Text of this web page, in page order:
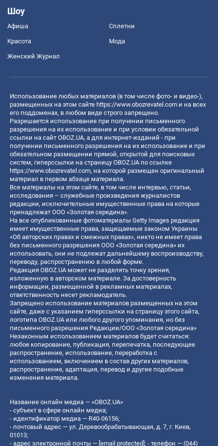
Шоу
Афиша Сплетни
Красота Мода
Женский Журнал
Использование любых материалов (в том числе фото- и видео-),
размещенных на этом сайте https://www.obozrevatel.com и на всех
его поддоменах, в любом виде строго запрещено.
Разрешается использование при получении письменного
разрешения на их использование и при условии обязательной
ссылки на сайт OBOZ.UA, а для интернет-изданий - при
получении письменного разрешения на их использование и при
обязательном размещении прямой, открытой для поисковых
систем, гиперссылки на страницу OBOZ.UA по ссылке
https://www.obozrevatel.com, на которой размещен оригинальный
материал в первом абзаце материала.
Все материалы на этом сайте, в том числе интервью, статьи,
исследования – служебные произведения журналистов
редакции, исключительные имущественные права на которые
принадлежат ООО «Золотая середина».
На все опубликованные фотоматериалы Getty Images редакция
имеет имущественные права, защищаемые законом Украины
«Об авторских правах и смежных правах», никто не имеет права
без письменного разрешения ООО «Золотая середина» их
использовать, они не подлежат дальнейшему воспроизводству,
переводу, распространению в любой форме.
Редакция OBOZ.UA может не разделять точку зрения,
изложенную в авторском материале. За достоверность
информации, размещенной в рекламных материалах,
ответственность несет рекламодатель.
Запрещено использование материалов размещенных на этом
сайте, даже с указанием гиперссылки на страницу этого сайта,
логотипа OBOZ.UA или любого другого упоминания, но без
письменного разрешения Редакции/ООО «Золотая середина»
Незаконным использованием материалов будет считаться:
любое копирование, публикация, перепечатка, последующее
распространение, использование, переработка с
использованием, включением в состав других материалов,
распространение, адаптация, перевод и другие подобные
изменения материала.
Название онлайн медиа — «OBOZ.UA»
- субъект в сфере онлайн медиа;
- идентификатор медиа — R40-06156;
- почтовый адрес — ул. Деревообрабатывающая, д. 7, г. Киев,
01013;
- адрес электронной почты — [email protected] ; - телефон — (044)